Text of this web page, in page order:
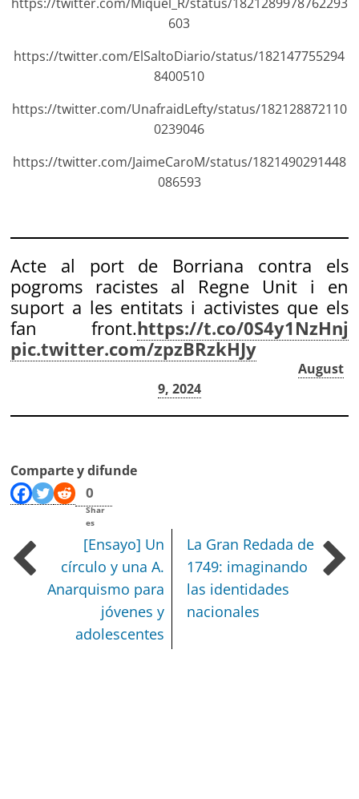
603
https://twitter.com/ElSaltoDiario/status/182147755294
8400510
https://twitter.com/UnafraidLefty/status/182128872110
0239046
https://twitter.com/JaimeCaroM/status/1821490291448
086593
Acte al port de Borriana contra els
pogroms racistes al Regne Unit i en
suport a les entitats i activistes que els
fan front.https://t.co/0S4y1NzHnj
pic.twitter.com/zpzBRzkHJy
August
9, 2024
Comparte y difunde
0
Shar
es
[Ensayo] Un
círculo y una A.
Anarquismo para
jóvenes y
adolescentes
La Gran Redada de
1749: imaginando
las identidades
nacionales